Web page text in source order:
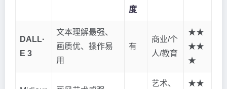
度
DALL·
E 3
文本理解最强、
画质优、操作易
用
有
商业/个
人/教育
★★
★★
★
艺术、
★★